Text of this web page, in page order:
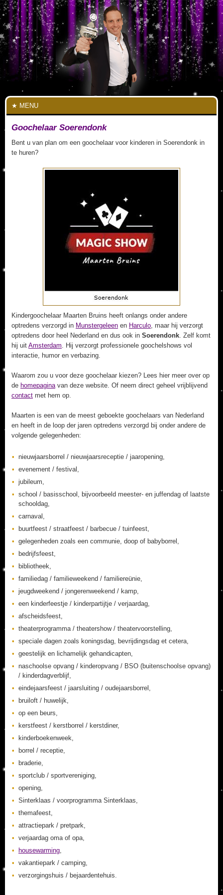
MENU
Goochelaar Soerendonk
Bent u van plan om een goochelaar voor kinderen in Soerendonk in
te huren?
Kindergoochelaar Maarten Bruins heeft onlangs onder andere
optredens verzorgd in Munstergeleen en Harculo, maar hij verzorgt
optredens door heel Nederland en dus ook in Soerendonk. Zelf komt
hij uit Amsterdam. Hij verzorgt professionele goochelshows vol
interactie, humor en verbazing.
Waarom zou u voor deze goochelaar kiezen? Lees hier meer over op
de homepaginavan deze website. Of neem direct geheel vrijblijvend
contact met hem op.
Maarten is een van de meest geboekte goochelaars van Nederland
en heeft in de loop der jaren optredens verzorgd bij onder andere de
volgende gelegenheden:
nieuwjaarsborrel / nieuwjaarsreceptie / jaaropening,
evenement / festival,
jubileum,
school / basisschool, bijvoorbeeld meester- en juffendag of laatste
schooldag,
carnaval,
buurtfeest / straatfeest / barbecue / tuinfeest,
gelegenheden zoals een communie, doop of babyborrel,
bedrijfsfeest,
bibliotheek,
familiedag / familieweekend / familiereünie,
jeugdweekend / jongerenweekend / kamp,
een kinderfeestje / kinderpartijtje / verjaardag,
afscheidsfeest,
theaterprogramma / theatershow / theatervoorstelling,
speciale dagen zoals koningsdag, bevrijdingsdag et cetera,
geestelijk en lichamelijk gehandicapten,
naschoolse opvang / kinderopvang / BSO (buitenschoolse opvang)
/ kinderdagverblijf,
eindejaarsfeest / jaarsluiting / oudejaarsborrel,
bruiloft / huwelijk,
op een beurs,
kerstfeest / kerstborrel / kerstdiner,
kinderboekenweek,
borrel / receptie,
braderie,
sportclub / sportvereniging,
opening,
Sinterklaas / voorprogramma Sinterklaas,
themafeest,
attractiepark / pretpark,
verjaardag oma of opa,
housewarming,
vakantiepark / camping,
verzorgingshuis / bejaardentehuis.